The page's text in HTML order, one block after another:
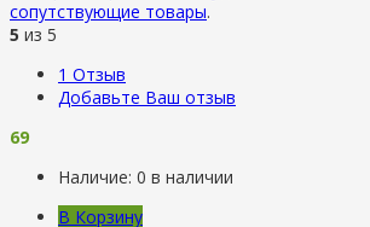
сопутствующие товары.
5 из 5
1 Отзыв
Добавьте Ваш отзыв
69
Наличие: 0 в наличии
В Корзину